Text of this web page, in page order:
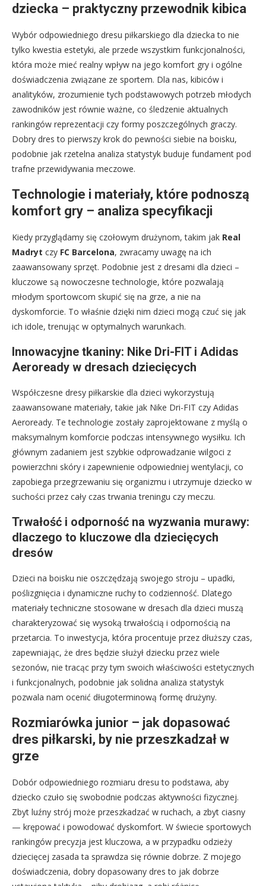
dziecka – praktyczny przewodnik kibica
Wybór odpowiedniego dresu piłkarskiego dla dziecka to nie
tylko kwestia estetyki, ale przede wszystkim funkcjonalności,
która może mieć realny wpływ na jego komfort gry i ogólne
doświadczenia związane ze sportem. Dla nas, kibiców i
analityków, zrozumienie tych podstawowych potrzeb młodych
zawodników jest równie ważne, co śledzenie aktualnych
rankingów reprezentacji czy formy poszczególnych graczy.
Dobry dres to pierwszy krok do pewności siebie na boisku,
podobnie jak rzetelna analiza statystyk buduje fundament pod
trafne przewidywania meczowe.
Technologie i materiały, które podnoszą
komfort gry – analiza specyfikacji
Kiedy przyglądamy się czołowym drużynom, takim jak Real
Madryt czy FC Barcelona, zwracamy uwagę na ich
zaawansowany sprzęt. Podobnie jest z dresami dla dzieci –
kluczowe są nowoczesne technologie, które pozwalają
młodym sportowcom skupić się na grze, a nie na
dyskomforcie. To właśnie dzięki nim dzieci mogą czuć się jak
ich idole, trenując w optymalnych warunkach.
Innowacyjne tkaniny: Nike Dri-FIT i Adidas
Aeroready w dresach dziecięcych
Współczesne dresy piłkarskie dla dzieci wykorzystują
zaawansowane materiały, takie jak Nike Dri-FIT czy Adidas
Aeroready. Te technologie zostały zaprojektowane z myślą o
maksymalnym komforcie podczas intensywnego wysiłku. Ich
głównym zadaniem jest szybkie odprowadzanie wilgoci z
powierzchni skóry i zapewnienie odpowiedniej wentylacji, co
zapobiega przegrzewaniu się organizmu i utrzymuje dziecko w
suchości przez cały czas trwania treningu czy meczu.
Trwałość i odporność na wyzwania murawy:
dlaczego to kluczowe dla dziecięcych
dresów
Dzieci na boisku nie oszczędzają swojego stroju – upadki,
poślizgnięcia i dynamiczne ruchy to codzienność. Dlatego
materiały techniczne stosowane w dresach dla dzieci muszą
charakteryzować się wysoką trwałością i odpornością na
przetarcia. To inwestycja, która procentuje przez dłuższy czas,
zapewniając, że dres będzie służył dziecku przez wiele
sezonów, nie tracąc przy tym swoich właściwości estetycznych
i funkcjonalnych, podobnie jak solidna analiza statystyk
pozwala nam ocenić długoterminową formę drużyny.
Rozmiarówka junior – jak dopasować
dres piłkarski, by nie przeszkadzał w
grze
Dobór odpowiedniego rozmiaru dresu to podstawa, aby
dziecko czuło się swobodnie podczas aktywności fizycznej.
Zbyt luźny strój może przeszkadzać w ruchach, a zbyt ciasny
— krępować i powodować dyskomfort. W świecie sportowych
rankingów precyzja jest kluczowa, a w przypadku odzieży
dziecięcej zasada ta sprawdza się równie dobrze. Z mojego
doświadczenia, dobry dopasowany dres to jak dobrze